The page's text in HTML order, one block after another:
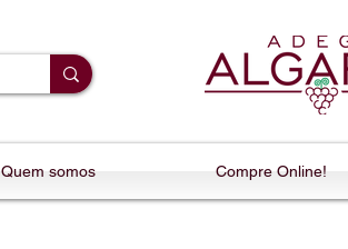
Quem somos Compre Online!